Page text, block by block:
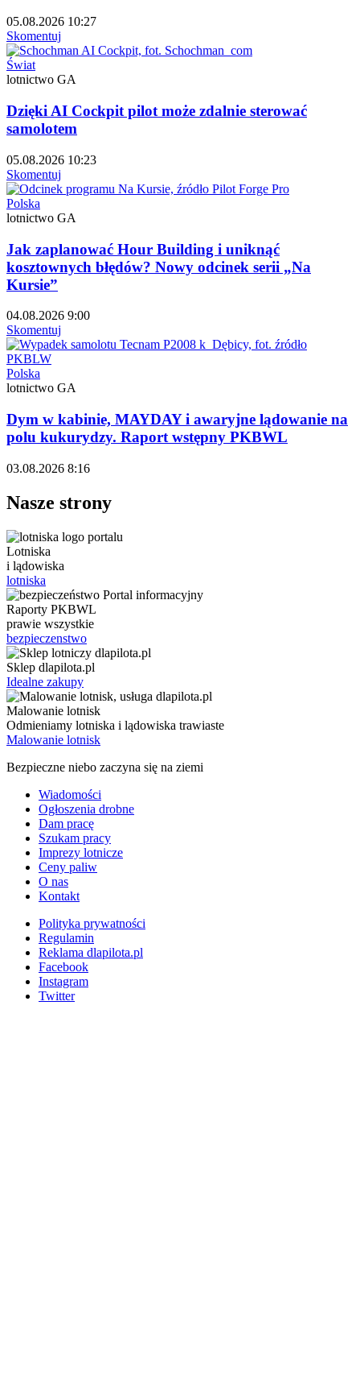
05.08.2026 10:27
Skomentuj
Świat
lotnictwo GA
Dzięki AI Cockpit pilot może zdalnie sterować
samolotem
05.08.2026 10:23
Skomentuj
Polska
lotnictwo GA
Jak zaplanować Hour Building i uniknąć
kosztownych błędów? Nowy odcinek serii „Na
Kursie”
04.08.2026 9:00
Skomentuj
Polska
lotnictwo GA
Dym w kabinie, MAYDAY i awaryjne lądowanie na
polu kukurydzy. Raport wstępny PKBWL
03.08.2026 8:16
Nasze strony
Lotniska
i lądowiska
lotniska
Raporty PKBWL
prawie wszystkie
bezpieczenstwo
Sklep dlapilota.pl
Idealne zakupy
Malowanie lotnisk
Odmieniamy lotniska i lądowiska trawiaste
Malowanie lotnisk
Bezpieczne niebo zaczyna się na ziemi
Wiadomości
Ogłoszenia drobne
Dam pracę
Szukam pracy
Imprezy lotnicze
Ceny paliw
O nas
Kontakt
Polityka prywatności
Regulamin
Reklama dlapilota.pl
Facebook
Instagram
Twitter